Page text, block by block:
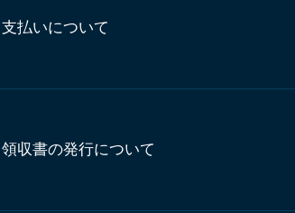
支払いについて
領収書の発行について